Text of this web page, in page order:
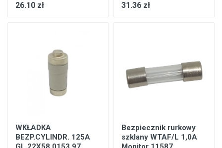
26.10 zł 31.36 zł
WKŁADKA
BEZP.CYLINDR. 125A
Bezpiecznik rurkowy
szklany WTAF/L 1,0A